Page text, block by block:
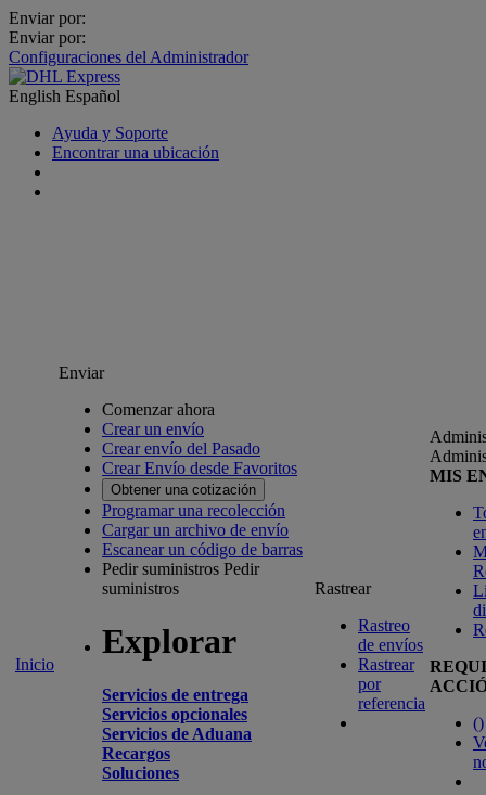
Enviar por:
Enviar por:
Configuraciones del Administrador
English Español
Ayuda y Soporte
Encontrar una ubicación
Inicio
Enviar
Comenzar ahora
Crear un envío
Crear envío del Pasado
Crear Envío desde Favoritos
Obtener una cotización
Programar una recolección
Cargar un archivo de envío
Escanear un código de barras
Pedir suministros Pedir
suministros
Explorar
Servicios de entrega
Servicios opcionales
Servicios de Aduana
Recargos
Soluciones
Rastrear
Rastreo
de envíos
Rastrear
por
referencia
MIS
()